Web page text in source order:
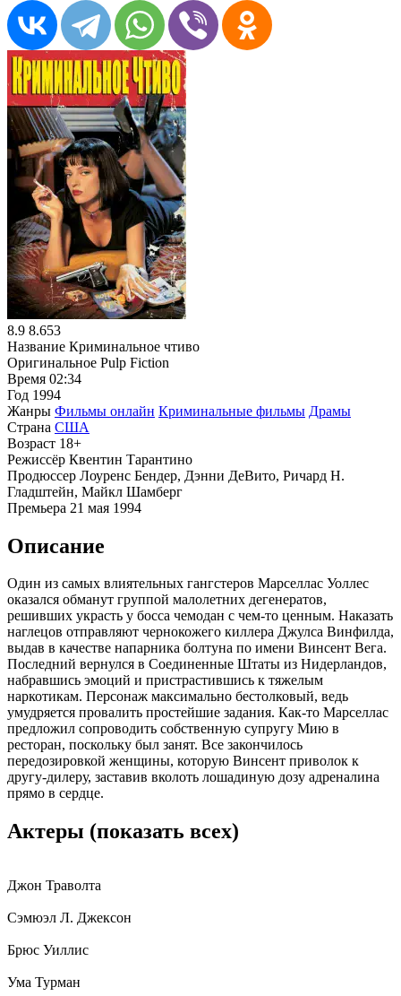
8.9 8.653
Название Криминальное чтиво
Оригинальное Pulp Fiction
Время 02:34
Год 1994
Жанры Фильмы онлайн Криминальные фильмы Драмы
Страна США
Возраст 18+
Режиссёр Квентин Тарантино
Продюссер Лоуренс Бендер, Дэнни ДеВито, Ричард Н.
Гладштейн, Майкл Шамберг
Премьера 21 мая 1994
Описание
Один из самых влиятельных гангстеров Марселлас Уоллес
оказался обманут группой малолетних дегенератов,
решивших украсть у босса чемодан с чем-то ценным. Наказать
наглецов отправляют чернокожего киллера Джулса Винфилда,
выдав в качестве напарника болтуна по имени Винсент Вега.
Последний вернулся в Соединенные Штаты из Нидерландов,
набравшись эмоций и пристрастившись к тяжелым
наркотикам. Персонаж максимально бестолковый, ведь
умудряется провалить простейшие задания. Как-то Марселлас
предложил сопроводить собственную супругу Мию в
ресторан, поскольку был занят. Все закончилось
передозировкой женщины, которую Винсент приволок к
другу-дилеру, заставив вколоть лошадиную дозу адреналина
прямо в сердце.
Актеры (показать всех)
Джон Траволта
Сэмюэл Л. Джексон
Брюс Уиллис
Ума Турман